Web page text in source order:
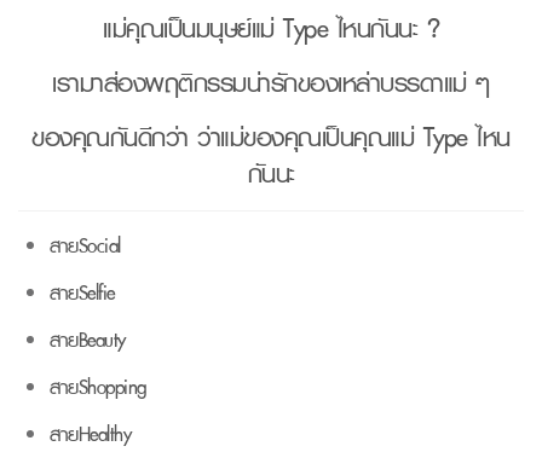
แม่คุณเป็นมนุษย์แม่ Type ไหนกันนะ ?
เรามาส่องพฤติกรรมน่ารักของเหล่าบรรดาแม่ ๆ
ของคุณกันดีกว่า ว่าแม่ของคุณเป็นคุณแม่ Type ไหน
กันนะ
สายSocial
สายSelfie
สายBeauty
สายShopping
สายHealthy